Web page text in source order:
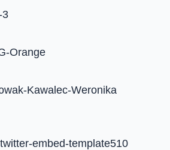
3
Orange
Kawalec-Weronika
embed-template510